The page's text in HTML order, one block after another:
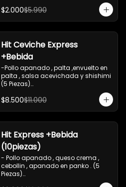
$2.000$5.990
Hit Ceviche Express
+Bebida
-Pollo apanado , palta ,envuelto en
palta , salsa acevichada y shishimi
(5 Piezas)
-Camaron cocido , palta ,ceviche
mixto , salsa acevichada ( 5 Piezas)
-Incluye 1 bebida (coca cola zero), Y
- IMAGEN REFERENCIAL
$8.500$11.000
Hit Express +Bebida
(10piezas)
- Pollo apanado , queso crema ,
cebollin , apanado en panko . (5
Piezas)